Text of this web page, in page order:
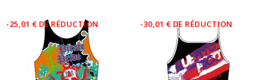
-25,01 € DE RÉDUCTION -30,01 € DE RÉDUCTION